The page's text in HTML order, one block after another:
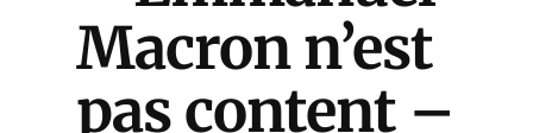
Macron n’est
pas content –